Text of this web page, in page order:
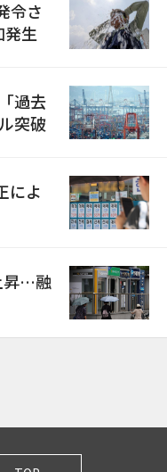
令さ
発生
過去
突破
によ
昇…融